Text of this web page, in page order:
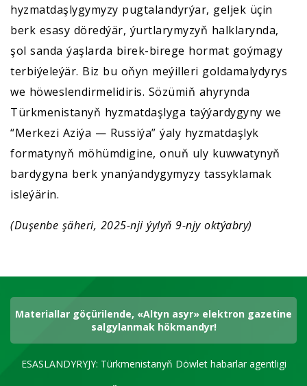
hyzmatdaşlygymyzy pugtalandyrýar, geljek üçin
berk esasy döredýär, ýurtlarymyzyň halklarynda,
şol sanda ýaşlarda birek-birege hormat goýmagy
terbiýeleýär. Biz bu oňyn meýilleri goldamalydyrys
we höweslendirmelidiris. Sözümiň ahyrynda
Türkmenistanyň hyzmatdaşlyga taýýardygyny we
“Merkezi Aziýa — Russiýa” ýaly hyzmatdaşlyk
formatynyň möhümdigine, onuň uly kuwwatynyň
bardygyna berk ynanýandygymyzy tassyklamak
isleýärin.
(Duşenbe şäheri, 2025-nji ýylyň 9-njy oktýabry)
Materiallar göçürilende, «Altyn asyr» elektron gazetine
salgylanmak hökmandyr!
ESASLANDYRYJY: Türkmenistanyň Döwlet habarlar agentligi